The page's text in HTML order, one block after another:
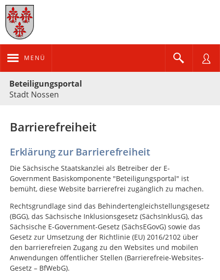
MENÜ
Beteiligungsportal
Stadt Nossen
Barrierefreiheit
Erklärung zur Barrierefreiheit
Die Sächsische Staatskanzlei als Betreiber der E-
Government Basiskomponente "Beteiligungsportal" ist
bemüht, diese Website barrierefrei zugänglich zu machen.
Rechtsgrundlage sind das Behindertengleichstellungsgesetz
(BGG), das Sächsische Inklusionsgesetz (SächsInklusG), das
Sächsische E-Government-Gesetz (SächsEGovG) sowie das
Gesetz zur Umsetzung der Richtlinie (EU) 2016/2102 über
den barrierefreien Zugang zu den Websites und mobilen
Anwendungen öffentlicher Stellen (Barrierefreie-Websites-
Gesetz – BfWebG).